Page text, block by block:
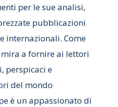
per le sue analisi,
pubblicazioni
internazionali. Come
a fornire ai lettori
perspicaci e
del mondo
è un appassionato di